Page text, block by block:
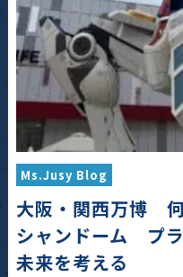
Ms.Jusy Blog
大阪・関西万博
シャンドーム プ
未来を考える